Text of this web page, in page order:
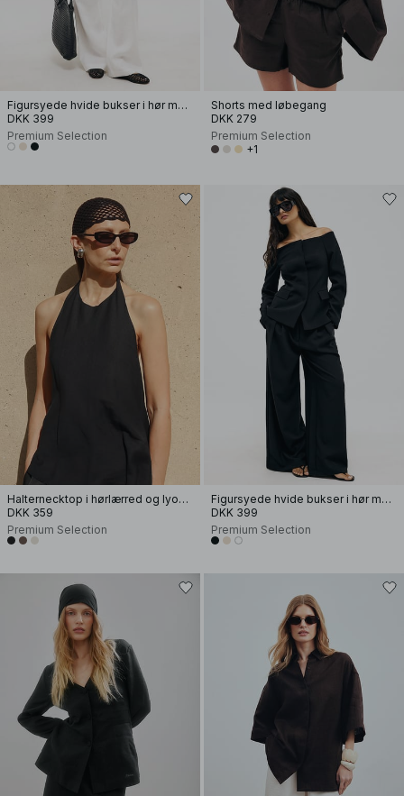
Figursyede hvide bukser i hør med vide ben
DKK 399
Premium Selection
Shorts med løbegang
DKK 279
Premium Selection
+1
Halternecktop i hørlærred og lyocellblanding
DKK 359
Premium Selection
Figursyede hvide bukser i hør med vide ben
DKK 399
Premium Selection